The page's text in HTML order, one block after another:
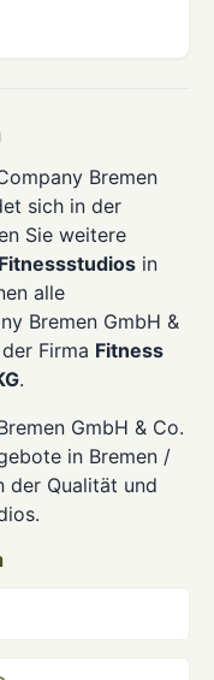
Bremen
sich in der
Sie weitere
Fitnessstudios in
alle
Bremen GmbH &
Firma Fitness
.
GmbH & Co.
in Bremen /
der Qualität und